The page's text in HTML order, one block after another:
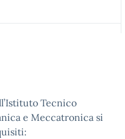
Tecnico
e Meccatronica si